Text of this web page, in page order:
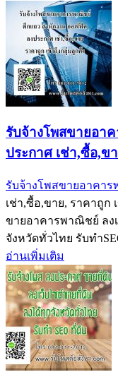
รับจ้างโพสขายอา
ประกาศ เช่า,ซื้อ,ข
รับจ้างโพสขายอาคา
เช่า,ซื้อ,ขาย, ราคาถูก
ขายอาคารพาณิชย์ ลง
จังหวัดทั่วไทย รับทำ
อ่านเพิ่มเติม